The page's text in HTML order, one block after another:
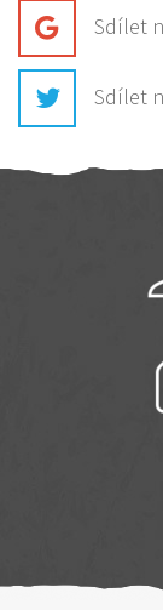
Sdílet
Sdílet